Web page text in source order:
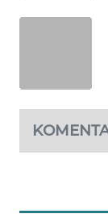
NEWS
ENERGI
NEWS